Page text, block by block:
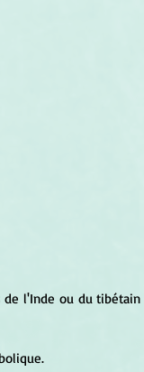
de l'Inde ou du tibétain